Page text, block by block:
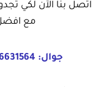
اتصل بنا الآن لكي
مع
جوال: